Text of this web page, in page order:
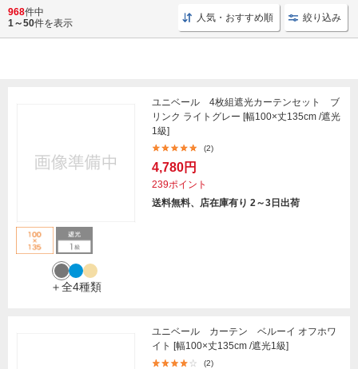
カーテンの選び方
968件中
1～50件を表示 人気・おすすめ順 絞り込み
＋全4種類
ユニベール 4枚組遮光カーテンセット ブ
リンク ライトグレー [幅100×丈135cm /遮光
1級]
(2)
4,780円
239ポイント
送料無料、店在庫有り 2～3日出荷
ユニベール カーテン ベルーイ オフホワ
イト [幅100×丈135cm /遮光1級]
(2)